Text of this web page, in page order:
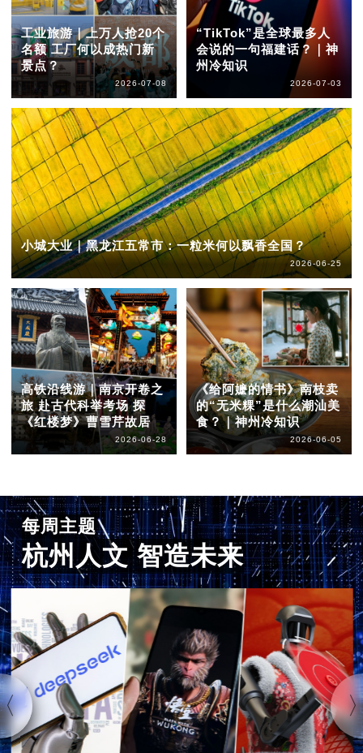
工业旅游｜上万人抢20个
名额 工厂何以成热门新
景点？
2026-07-08
“TikTok”是全球最多人
会说的一句福建话？｜神
州冷知识
2026-07-03
小城大业｜黑龙江五常市：一粒米何以飘香全国？
2026-06-25
高铁沿线游｜南京开卷之
旅 赴古代科举考场 探
《红楼梦》曹雪芹故居
2026-06-28
《给阿嬷的情书》南枝卖
的“无米粿”是什么潮汕美
食？｜神州冷知识
2026-06-05
每周主题
杭州人文 智造未来